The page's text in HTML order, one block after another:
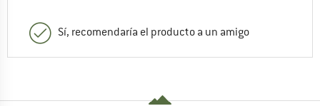
Sí, recomendaría el producto a un amigo